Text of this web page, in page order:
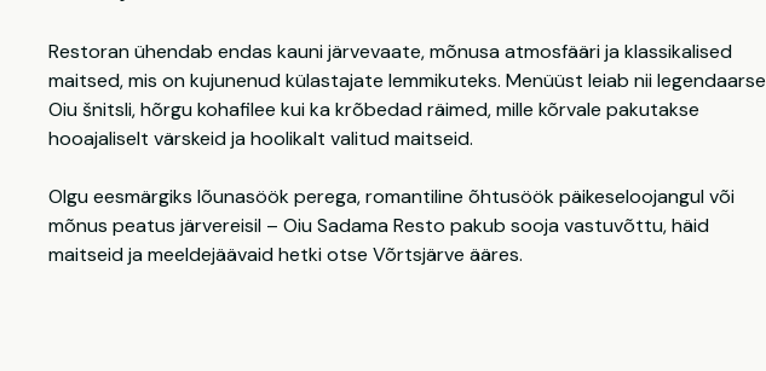
Restoran ühendab endas kauni järvevaate, mõnusa atmosfääri ja klassikalised
maitsed, mis on kujunenud külastajate lemmikuteks. Menüüst leiab nii legendaarse
Oiu šnitsli, hõrgu kohafilee kui ka krõbedad räimed, mille kõrvale pakutakse
hooajaliselt värskeid ja hoolikalt valitud maitseid.
Olgu eesmärgiks lõunasöök perega, romantiline õhtusöök päikeseloojangul või
mõnus peatus järvereisil – Oiu Sadama Resto pakub sooja vastuvõttu, häid
maitseid ja meeldejäävaid hetki otse Võrtsjärve ääres.